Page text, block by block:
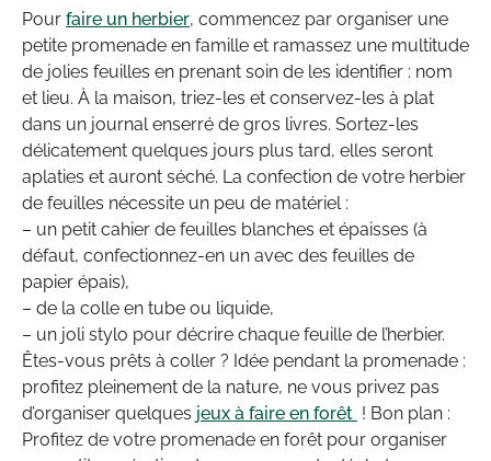
Pour faire un herbier, commencez par organiser une
petite promenade en famille et ramassez une multitude
de jolies feuilles en prenant soin de les identifier : nom
et lieu. À la maison, triez-les et conservez-les à plat
dans un journal enserré de gros livres. Sortez-les
délicatement quelques jours plus tard, elles seront
aplaties et auront séché. La confection de votre herbier
de feuilles nécessite un peu de matériel :
– un petit cahier de feuilles blanches et épaisses (à
défaut, confectionnez-en un avec des feuilles de
papier épais),
– de la colle en tube ou liquide,
– un joli stylo pour décrire chaque feuille de l’herbier.
Êtes-vous prêts à coller ? Idée pendant la promenade :
profitez pleinement de la nature, ne vous privez pas
d’organiser quelques jeux à faire en forêt ! Bon plan :
Profitez de votre promenade en forêt pour organiser